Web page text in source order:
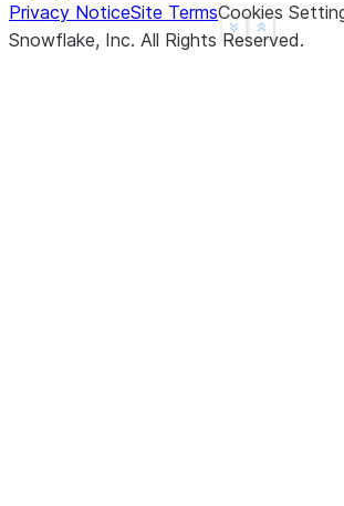
panda     1864
polar    22000
Show less
See more
Privacy NoticeSite TermsCookies
Snowflake, Inc. All Rights Reserved.